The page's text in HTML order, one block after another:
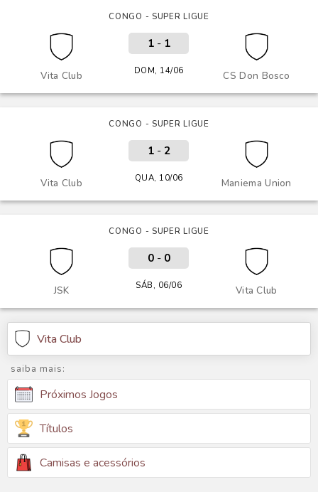
CONGO - SUPER LIGUE
Vita Club CS Don Bosco
1- 1
DOM, 14/06
CONGO - SUPER LIGUE
Vita Club Maniema Union
1- 2
QUA, 10/06
CONGO - SUPER LIGUE
JSK Vita Club
0- 0
SÁB, 06/06
Vita Club
saiba mais:
Próximos Jogos
Títulos
Camisas e acessórios